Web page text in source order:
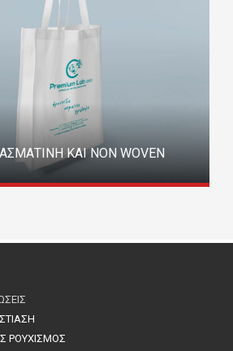
ΚΑΙ NON WOVEN
ΡΟΥΧΙΣΜΟΣ